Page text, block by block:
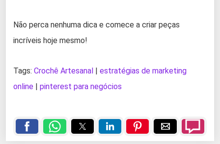
Não perca nenhuma dica e comece a criar peças
incríveis hoje mesmo!
Tags: Crochê Artesanal
estratégias de marketing
online
pinterest para negócios